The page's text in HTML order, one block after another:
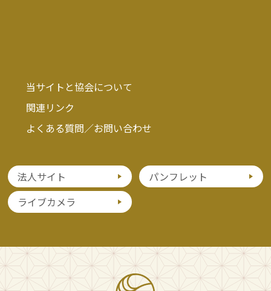
当サイトと協会について
関連リンク
よくある質問／お問い合わせ
法人サイト
パンフレット
ライブカメラ